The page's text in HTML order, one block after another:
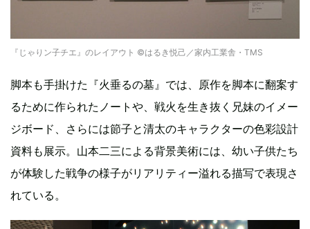
『じゃりン子チエ』のレイアウト ©はるき悦己／家内工業舎・TMS
脚本も手掛けた『火垂るの墓』では、原作を脚本に翻案す
るために作られたノートや、戦火を生き抜く兄妹のイメー
ジボード、さらには節子と清太のキャラクターの色彩設計
資料も展示。山本二三による背景美術には、幼い子供たち
が体験した戦争の様子がリアリティー溢れる描写で表現さ
れている。